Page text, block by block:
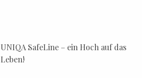
UNIQA SafeLine – ein Hoch auf das
Leben!